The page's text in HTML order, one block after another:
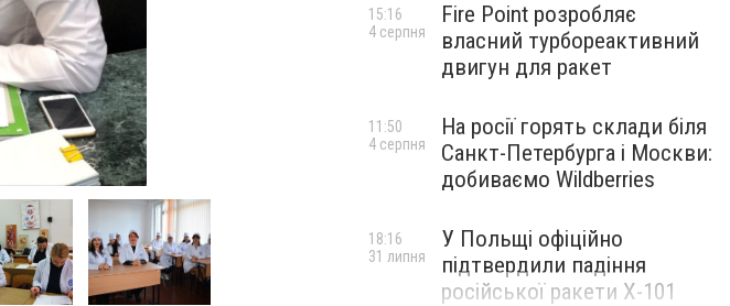
Fire Point розробляє
власний турбореактивний
двигун для ракет
15:16
4 серпня
На росії горять склади біля
Санкт-Петербурга і Москви:
добиваємо Wildberries
11:50
4 серпня
У Польщі офіційно
підтвердили падіння
російської ракети Х-101
18:16
31 липня